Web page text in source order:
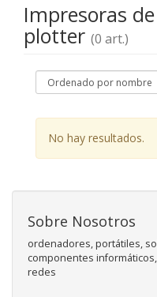
Impresoras
plotter (0 art.)
No hay resultados.
Sobre Nosotros
ordenadores, portátiles,
componentes
redes